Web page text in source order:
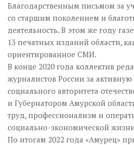
Благодарственным письмом за
со старшим поколением и
деятельность. В этом же году
13 печатных изданий области,
ориентированное СМИ.
В конце 2020 года коллектив
журналистов России за
социального авторитета
и Губернатором Амурской
труд, профессионализм и
социально-экономической
По итогам 2022 года «Амурец»